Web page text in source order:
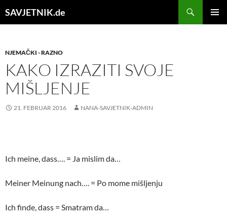
SAVJETNIK.de
NJEMAČKI - RAZNO
KAKO IZRAZITI SVOJE
MIŠLJENJE
21. FEBRUAR 2016 NANA-SAVJETNIK-ADMIN
Ich meine, dass…. = Ja mislim da…
Meiner Meinung nach…. = Po mome mišljenju
Ich finde, dass = Smatram da…